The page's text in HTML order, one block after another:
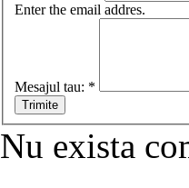
Enter the email addres.
Mesajul tau: *
Nu exista